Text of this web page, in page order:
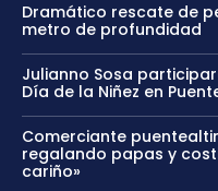
Dramático rescate de
metro de profundidad
Julianno Sosa
Día de la Niñez en
Comerciante
regalando papas y
cariño»